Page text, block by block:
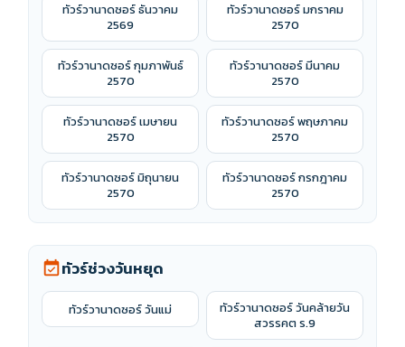
ทัวร์วานาดซอร์ ธันวาคม
2569
ทัวร์วานาดซอร์ มกราคม
2570
ทัวร์วานาดซอร์ กุมภาพันธ์
2570
ทัวร์วานาดซอร์ มีนาคม
2570
ทัวร์วานาดซอร์ เมษายน
2570
ทัวร์วานาดซอร์ พฤษภาคม
2570
ทัวร์วานาดซอร์ มิถุนายน
2570
ทัวร์วานาดซอร์ กรกฎาคม
2570
event_availableทัวร์ช่วงวันหยุด
ทัวร์วานาดซอร์ วันแม่
ทัวร์วานาดซอร์ วันคล้ายวัน
สวรรคต ร.9